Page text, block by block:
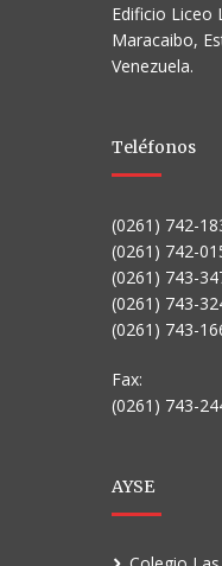
Edificio Liceo
Maracaibo,
Venezuela.
Teléfonos
(0261) 742-
(0261) 742-
(0261) 743-
(0261) 743-
(0261) 743-
Fax:
(0261) 743-
AYSE